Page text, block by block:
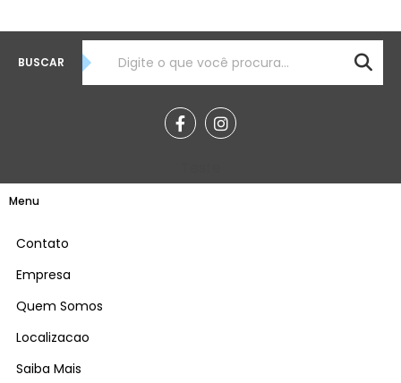
BUSCAR
Menu
Contato
Empresa
Quem Somos
Localizacao
Saiba Mais